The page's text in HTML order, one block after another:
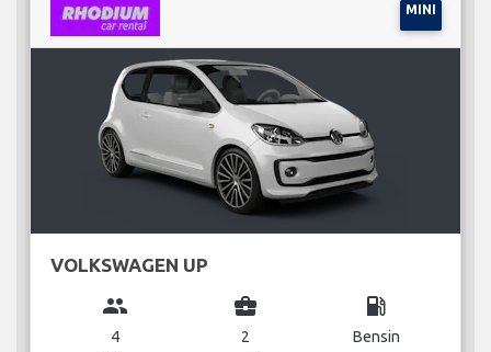
MINI
VOLKSWAGEN UP
group
4
business_center
2
local_gas_station
Bensin